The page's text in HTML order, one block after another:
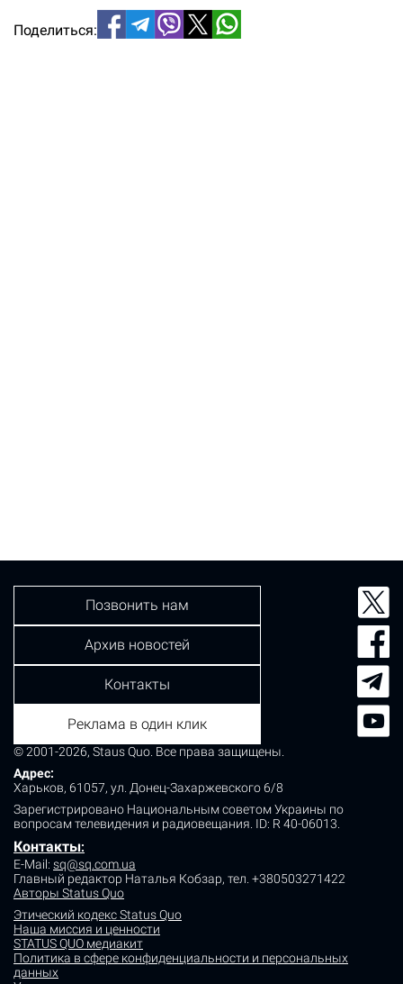
Поделиться:
© 2001-2026, Staus Quo. Все права защищены.
Адрес:
Харьков, 61057, ул. Донец-Захаржевского 6/8
Зарегистрировано Национальным советом Украины по
вопросам телевидения и радиовещания. ID: R 40-06013.
Контакты:
E-Mail: sq@sq.com.ua
Главный редактор Наталья Кобзар, тел. +380503271422
Авторы Status Quo
Этический кодекс Status Quo
Наша миссия и ценности
STATUS QUO медиакит
Политика в сфере конфиденциальности и персональных
данных
Позвонить нам
Архив новостей
Контакты
Реклама в один клик